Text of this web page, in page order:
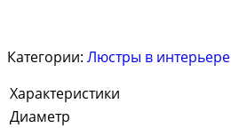
Категории: Люстры в интерьере
Характеристики
Диаметр